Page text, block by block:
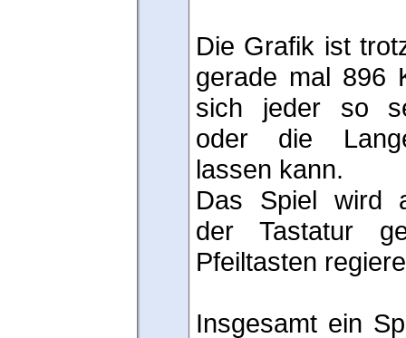
Die Grafik ist
gerade mal 896
sich jeder so
oder die
lassen kann.
Das Spiel wird
der Tastatur
Pfeiltasten
Insgesamt ein